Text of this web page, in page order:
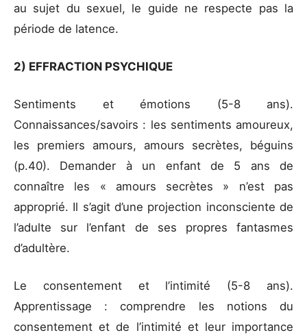
au sujet du sexuel, le guide ne respecte pas la
période de latence.
2) EFFRACTION PSYCHIQUE
Sentiments et émotions (5-8 ans).
Connaissances/savoirs : les sentiments amoureux,
les premiers amours, amours secrètes, béguins
(p.40). Demander à un enfant de 5 ans de
connaître les « amours secrètes » n’est pas
approprié. Il s’agit d’une projection inconsciente de
l’adulte sur l’enfant de ses propres fantasmes
d’adultère.
Le consentement et l’intimité (5-8 ans).
Apprentissage : comprendre les notions du
consentement et de l’intimité et leur importance